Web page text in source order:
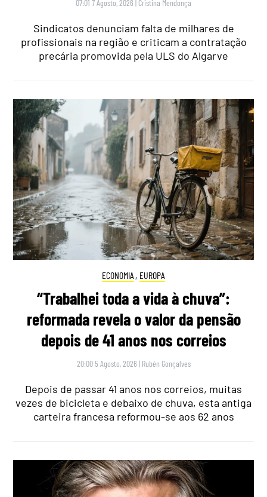
07:01 7 Agosto, 2026 | Cristina Mendonça
Sindicatos denunciam falta de milhares de
profissionais na região e criticam a contratação
precária promovida pela ULS do Algarve
ECONOMIA , EUROPA
“Trabalhei toda a vida à chuva”:
reformada revela o valor da pensão
depois de 41 anos nos correios
20:00 5 Agosto, 2026 | Rubén Gonçalves
Depois de passar 41 anos nos correios, muitas
vezes de bicicleta e debaixo de chuva, esta antiga
carteira francesa reformou-se aos 62 anos